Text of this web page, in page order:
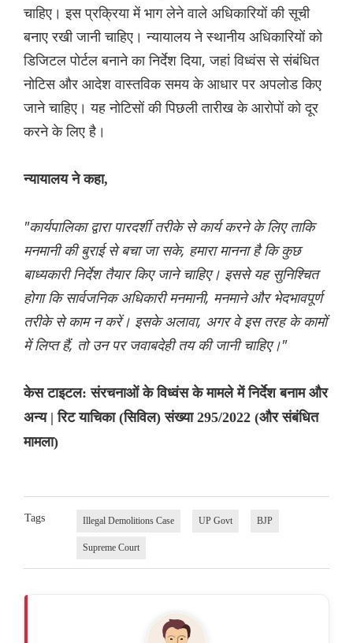
चाहिए। इस प्रक्रिया में भाग लेने वाले अधिकारियों की सूची
बनाए रखी जानी चाहिए। न्यायालय ने स्थानीय अधिकारियों को
डिजिटल पोर्टल बनाने का निर्देश दिया, जहां विध्वंस से संबंधित
नोटिस और आदेश वास्तविक समय के आधार पर अपलोड किए
जाने चाहिए। यह नोटिसों की पिछली तारीख के आरोपों को दूर
करने के लिए है।
न्यायालय ने कहा,
"कार्यपालिका द्वारा पारदर्शी तरीके से कार्य करने के लिए ताकि
मनमानी की बुराई से बचा जा सके, हमारा मानना ​​है कि कुछ
बाध्यकारी निर्देश तैयार किए जाने चाहिए। इससे यह सुनिश्चित
होगा कि सार्वजनिक अधिकारी मनमानी, मनमाने और भेदभावपूर्ण
तरीके से काम न करें। इसके अलावा, अगर वे इस तरह के कामों
में लिप्त हैं, तो उन पर जवाबदेही तय की जानी चाहिए।"
केस टाइटल: संरचनाओं के विध्वंस के मामले में निर्देश बनाम और
अन्य | रिट याचिका (सिविल) संख्या 295/2022 (और संबंधित
मामला)
Tags Illegal Demolitions Case UP Govt BJP
Supreme Court